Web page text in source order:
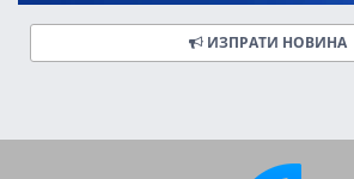
ИЗПРАТИ НОВИНА